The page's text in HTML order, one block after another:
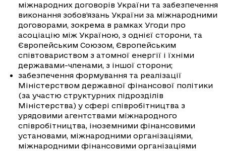
міжнародних договорів України та забезпечення
виконання зобов’язань України за міжнародними
договорами, зокрема в рамках Угоди про
асоціацію між Україною, з однієї сторони, та
Європейським Союзом, Європейським
співтовариством з атомної енергії і їхніми
державами-членами, з іншої сторони;
забезпечення формування та реалізації
Міністерством державної фінансової політики
(за участю структурних підрозділів
Міністерства) у сфері співробітництва з
урядовими агентствами міжнародного
співробітництва, іноземними фінансовими
установами, міжнародними організаціями,
міжнародними фінансовими організаціями